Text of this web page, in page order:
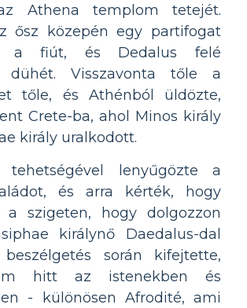
Athena templom tetejét.
ősz közepén egy partifogat
a fiút, és Dedalus felé
dühét. Visszavonta tőle a
tőle, és Athénból üldözte,
Crete-ba, ahol Minos király
király uralkodott.
tehetségével lenyűgözte a
és arra kérték, hogy
a szigeten, hogy dolgozzon
királynő Daedalus-dal
során kifejtette,
hitt az istenekben és
- különösen Afrodité, ami